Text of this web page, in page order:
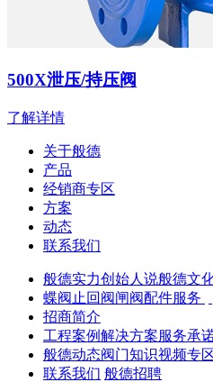
500X泄压/持压阀
了解详情
关于般德
产品
经销商专区
方案
动态
联系我们
般德实力创始人说般德文
蝶阀 止回阀闸阀配件服务
招商简介
工程案例解决方案服务承
般德动态阀门知识视频专
联系我们 般德招聘